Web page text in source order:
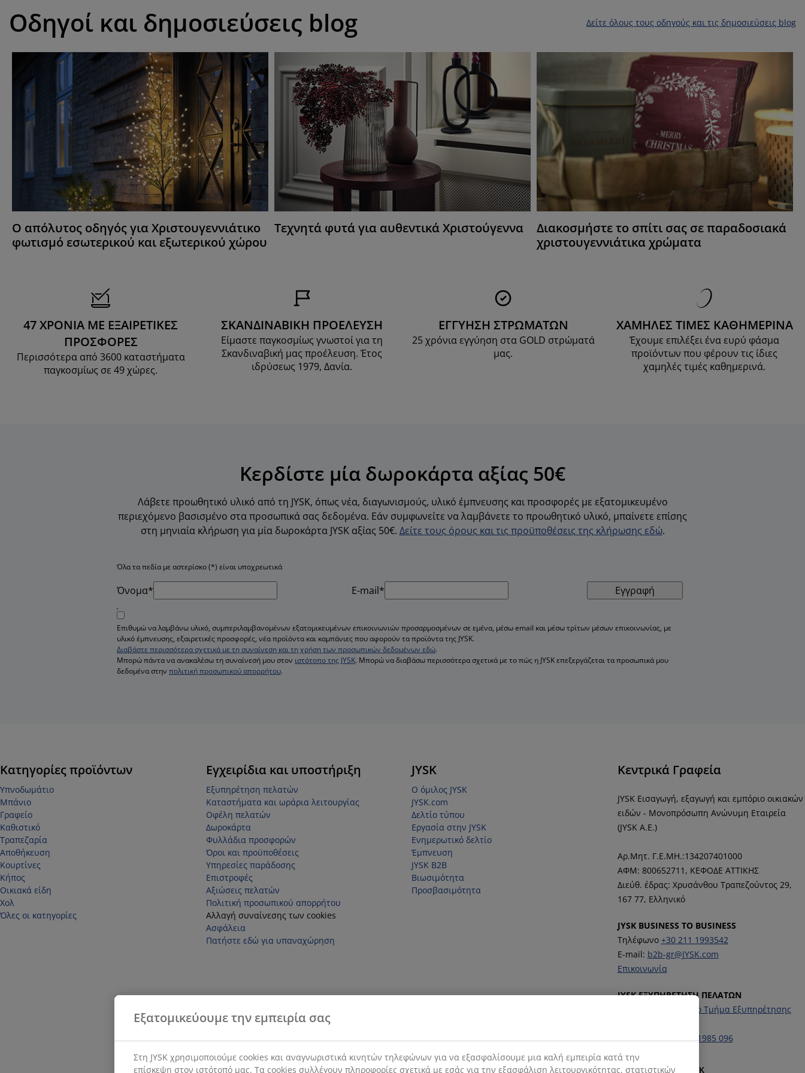
Οδηγοί και δημοσιεύσεις blog Δείτε όλους τους οδηγούς και τις δημοσιεύσεις blog
Ο απόλυτος οδηγός για Χριστουγεννιάτικο
φωτισμό εσωτερικού και εξωτερικού χώρου
Τεχνητά φυτά για αυθεντικά Χριστούγεννα
Διακοσμήστε το σπίτι σας σε παραδοσιακά
χριστουγεννιάτικα χρώματα
47 ΧΡΟΝΙΑ ΜΕ ΕΞΑΙΡΕΤΙΚΕΣ
ΠΡΟΣΦΟΡΕΣ
Περισσότερα από 3600 καταστήματα
παγκοσμίως σε 49 χώρες.
ΣΚΑΝΔΙΝΑΒΙΚΗ ΠΡΟΕΛΕΥΣΗ
Είμαστε παγκοσμίως γνωστοί για τη
Σκανδιναβική μας προέλευση. Έτος
ιδρύσεως 1979, Δανία.
ΕΓΓΥΗΣΗ ΣΤΡΩΜΑΤΩΝ
25 χρόνια εγγύηση στα GOLD στρώματά
μας.
ΧΑΜΗΛΕΣ ΤΙΜΕΣ ΚΑΘΗΜΕΡΙΝΑ
Έχουμε επιλέξει ένα ευρύ φάσμα
προϊόντων που φέρουν τις ίδιες
χαμηλές τιμές καθημερινά.
Κερδίστε μία δωροκάρτα αξίας 50€
Λάβετε προωθητικό υλικό από τη JYSK, όπως νέα, διαγωνισμούς, υλικό έμπνευσης και προσφορές με εξατομικευμένο
περιεχόμενο βασισμένο στα προσωπικά σας δεδομένα. Εάν συμφωνείτε να λαμβάνετε το προωθητικό υλικό, μπαίνετε επίσης
στη μηνιαία κλήρωση για μία δωροκάρτα JYSK αξίας 50€. Δείτε τους όρους και τις προϋποθέσεις της κλήρωσης εδώ.
Όλα τα πεδία με αστερίσκο (*) είναι υποχρεωτικά
Όνομα* E-mail* Εγγραφή
Επιθυμώ να λαμβάνω υλικό, συμπεριλαμβανομένων εξατομικευμένων επικοινωνιών προσαρμοσμένων σε εμένα, μέσω email και μέσω τρίτων μέσων επικοινωνίας, με
υλικό έμπνευσης, εξαιρετικές προσφορές, νέα προϊόντα και καμπάνιες που αφορούν τα προϊόντα της JYSK.
Διαβάστε περισσότερα σχετικά με τη συναίνεση και τη χρήση των προσωπικών δεδομένων εδώ.
Μπορώ πάντα να ανακαλέσω τη συναίνεσή μου στον ιστότοπο της JYSK. Μπορώ να διαβάσω περισσότερα σχετικά με το πώς η JYSK επεξεργάζεται τα προσωπικά μου
δεδομένα στην πολιτική προσωπικού απορρήτου.
Κατηγορίες προϊόντων
Υπνοδωμάτιο
Μπάνιο
Γραφείο
Καθιστικό
Τραπεζαρία
Αποθήκευση
Κουρτίνες
Κήπος
Οικιακά είδη
Χολ
Όλες οι κατηγορίες
Εγχειρίδια και υποστήριξη
Εξυπηρέτηση πελατών
Καταστήματα και ωράρια λειτουργίας
Οφέλη πελατών
Δωροκάρτα
Φυλλάδια προσφορών
Όροι και προϋποθέσεις
Υπηρεσίες παράδοσης
Επιστροφές
Αξιώσεις πελατών
Πολιτική προσωπικού απορρήτου
Αλλαγή συναίνεσης των cookies
Ασφάλεια
Πατήστε εδώ για υπαναχώρηση
JYSK
Ο όμιλος JYSK
JYSK.com
Δελτίο τύπου
Εργασία στην JYSK
Ενημερωτικό δελτίο
Έμπνευση
JYSK B2B
Βιωσιμότητα
Προσβασιμότητα
Κεντρικά Γραφεία
JYSK Εισαγωγή, εξαγωγή και εμπόριο οικιακών
ειδών - Μονοπρόσωπη Ανώνυμη Εταιρεία
(JYSK Α.Ε.)
Αρ.Μητ. Γ.Ε.ΜΗ.:134207401000
ΑΦΜ: 800652711, ΚΕΦΟΔΕ ΑΤΤΙΚΗΣ
Διεύθ. έδρας: Χρυσάνθου Τραπεζούντος 29,
167 77, Ελληνικό
JYSK BUSINESS TO BUSINESS
Τηλέφωνο +30 211 1993542
E-mail: b2b-gr@JYSK.com
Επικοινωνία
JYSK ΕΞΥΠΗΡΕΤΗΣΗ ΠΕΛΑΤΩΝ
Επικοινωνήστε με το Τμήμα Εξυπηρέτησης
Τηλέφωνο:+30 211 1985 096
Ακολουθήστε τη JYSK
Εξατομικεύουμε την εμπειρία σας
Στη JYSK χρησιμοποιούμε cookies και αναγνωριστικά κινητών τηλεφώνων για να εξασφαλίσουμε μια καλή εμπειρία κατά την
επίσκεψη στον ιστότοπό μας. Τα cookies συλλέγουν πληροφορίες σχετικά με εσάς για την εξασφάλιση λειτουργικότητας, στατιστικών